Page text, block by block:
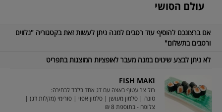
עולם הסושי
אם ברצונכם להוסיף עוד רטבים למנה ניתן לעשות זאת בקטגוריה "נלווים
ורטבים בתשלום"
לא ניתן לבצע שינוים במנה מעבר לאופציות המוצגות בתפריט
FISH MAKI
רול צר עטוף באצה עם דג אחד בלבד לבחירה:
טונה | סלמון מעושן | סלמון אפוי | סורימי (מקלות דג) |
צלופח - בתוספת 8 ₪